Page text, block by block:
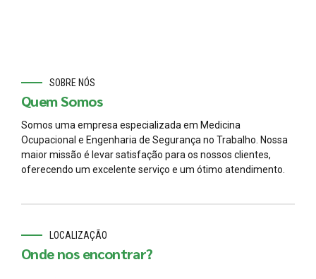
SOBRE NÓS
Quem Somos
Somos uma empresa especializada em Medicina
Ocupacional e Engenharia de Segurança no Trabalho. Nossa
maior missão é levar satisfação para os nossos clientes,
oferecendo um excelente serviço e um ótimo atendimento.
LOCALIZAÇÃO
Onde nos encontrar?